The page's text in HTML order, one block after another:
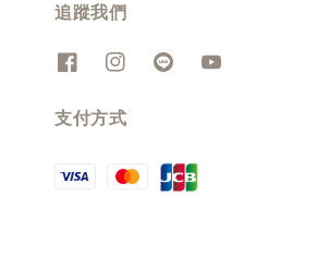
追蹤我們
支付方式